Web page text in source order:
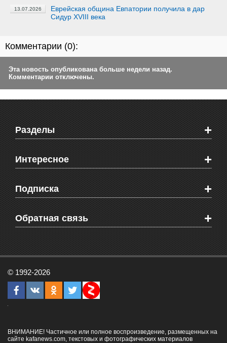
13.07.2026
Еврейская община Евпатории получила в дар
Сидур XVIII века
Комментарии (0):
Эта новость опубликована больше недели назад.
Комментарии отключены.
Разделы +
Новости Феодосии
Новости Крыма
Мировые новости
Объявления
Здоровье
СМС мнения читателей
Интересное +
Видео о Феодосии
Веб-камеры Феодосии
Блоги феодосийцев
Школы Феодосии
Подписка +
Печатная версия газеты "Кафа"
RSS
Обратная связь +
Рекламодателям
Контактная информация
© 1992-2026
ВНИМАНИЕ! Частичное или полное воспроизведение, размещенных на
сайте kafanews.com, текстовых и фотографических материалов